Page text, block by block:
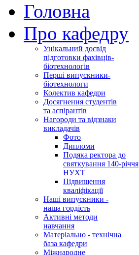
Головна
Про кафедру
Унікальний досвід
підготовки фахівців-
біотехнологів
Перші випускники-
біотехнологи
Колектив кафедри
Досягнення студентів
та аспірантів
Нагороди та відзнаки
викладачів
Фото
Дипломи
Подяка ректора до
святкування 140-річчя
НУХТ
Підвищення
кваліфікації
Наші випускники -
наша гордість
Активні методи
навчання
Матеріально - технічна
база кафедри
Міжнародне